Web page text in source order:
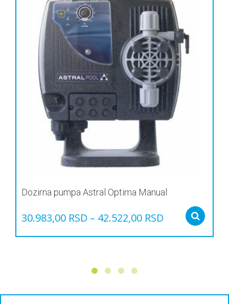
Dozirna pumpa Astral Optima Manual
30.983,00 RSD – 42.522,00 RSD
могу